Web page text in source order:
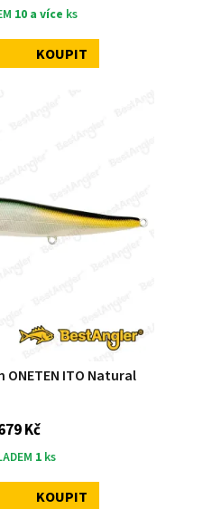
10 a více ks
KOUPIT
ONETEN ITO Natural
Kč
1 ks
KOUPIT